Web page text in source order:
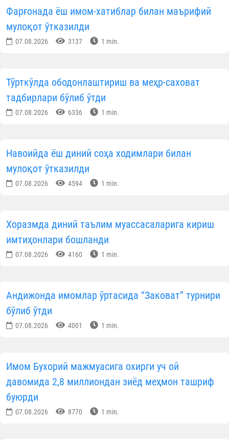
Фарғонада ёш имом-хатиблар билан маърифий
мулоқот ўтказилди
07.08.2026 3137 1 min.
Тўрткўлда ободонлаштириш ва меҳр-саховат
тадбирлари бўлиб ўтди
07.08.2026 6336 1 min.
Навоийда ёш диний соҳа ходимлари билан
мулоқот ўтказилди
07.08.2026 4594 1 min.
Хоразмда диний таълим муассасаларига кириш
имтиҳонлари бошланди
07.08.2026 4160 1 min.
Андижонда имомлар ўртасида “Заковат” турнири
бўлиб ўтди
07.08.2026 4001 1 min.
Имом Бухорий мажмуасига охирги уч ой
давомида 2,8 миллиондан зиёд меҳмон ташриф
буюрди
07.08.2026 8770 1 min.